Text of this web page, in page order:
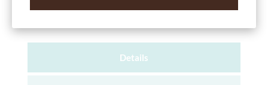
Details